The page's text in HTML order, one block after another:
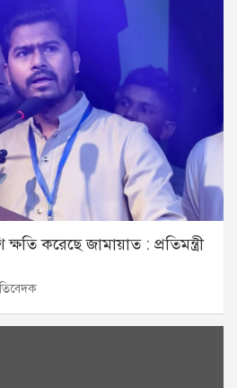
করেছে জামায়াত : প্রতিমন্ত্রী